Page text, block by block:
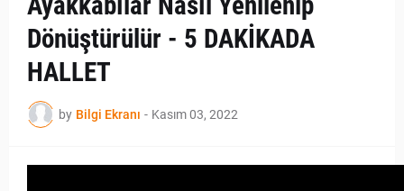
Dönüştürülür - 5 DAKİKADA
HALLET
by Bilgi Ekranı - Kasım 03, 2022